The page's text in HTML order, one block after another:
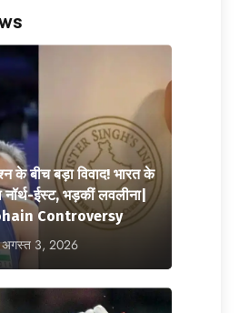
के बीच बड़ा विवाद! भारत के
ईस्ट, भड़कीं लवलीना|
Controversy
अगस्त 3, 2026